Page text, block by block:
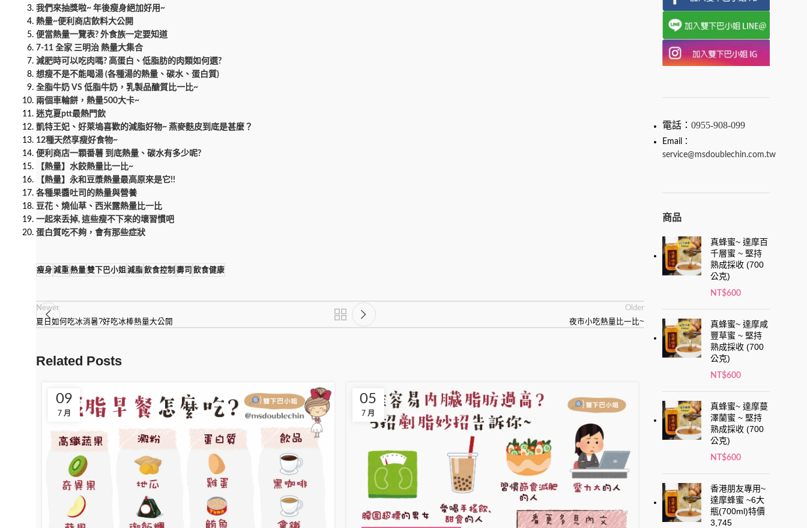
我們來抽獎啦~ 年後瘦身絕加好用~
熱量~便利商店飲料大公開
便當熱量一覽表? 外食族一定要知道
7-11 全家 三明治 熱量大集合
減肥時可以吃肉嗎? 高蛋白、低脂肪的肉類如何選?
想瘦不是不能喝湯 (各種湯的熱量、碳水、蛋白質)
全脂牛奶 VS 低脂牛奶，乳製品醣質比一比~
兩個車輪餅，熱量500大卡~
迷克夏ptt最熱門飲
凱特王妃、好萊塢喜歡的減脂好物~ 燕麥麩皮到底是甚麼？
12種天然享瘦好食物~
便利商店一顆番薯 到底熱量、碳水有多少呢?
【熱量】水餃熱量比一比~
【熱量】永和豆漿熱量最高原來是它!!
各種果醬吐司的熱量與營養
豆花、燒仙草、西米露熱量比一比
一起來丢掉, 這些瘦不下來的壞習慣吧
蛋白質吃不夠，會有那些症狀
瘦身減重熱量雙下巴小姐 減脂飲食控制 壽司 飲食健康
Newer
夏日如何吃冰消暑?好吃冰棒熱量大公開
Older
夜市小吃熱量比一比~
Related Posts
09
7 月
05
7 月
01
7 月
電話：0955-908-099
Email：
service@msdoublechin.com.tw
商品
真蜂蜜~ 達摩百
千層蜜 ~ 堅持
熟成採收 (700
公克)
NT$600
真蜂蜜~ 達摩咸
豐草蜜 ~ 堅持
熟成採收 (700
公克)
NT$600
真蜂蜜~ 達摩蔓
澤蘭蜜 ~ 堅持
熟成採收 (700
公克)
NT$600
香港朋友專用~
達摩蜂蜜 ~6大
瓶(700ml)特價
3,745